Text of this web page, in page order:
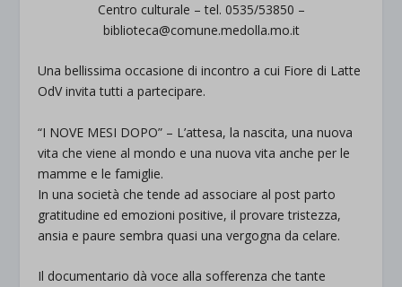
Centro culturale – tel. 0535/53850 –
biblioteca@comune.medolla.mo.it
Una bellissima occasione di incontro a cui Fiore di Latte
OdV invita tutti a partecipare.
“I NOVE MESI DOPO” – L’attesa, la nascita, una nuova
vita che viene al mondo e una nuova vita anche per le
mamme e le famiglie.
In una società che tende ad associare al post parto
gratitudine ed emozioni positive, il provare tristezza,
ansia e paure sembra quasi una vergogna da celare.
Il documentario dà voce alla sofferenza che tante